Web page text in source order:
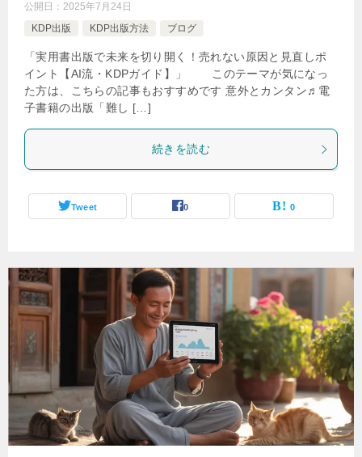
公開日： 2025年7月24日
KDP出版
KDP出版方法 ブログ
「実用書出版で未来を切り開く！売れない原因と見直しポ
イント【AI流・KDPガイド】」 このテーマが気になっ
た方は、こちらの記事もおすすめです 意外とカンタン♬電
子書籍の出版「難し […]
続きを読む
Tweet 0 0